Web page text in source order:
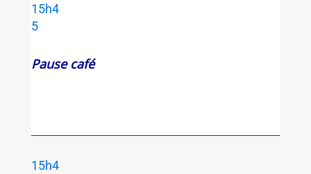
15h4
5
Pause café
15h4